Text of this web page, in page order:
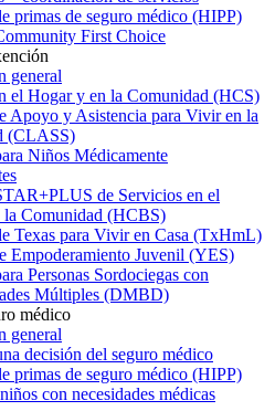
primas de seguro médico (HIPP)
First Choice
general
el Hogar y en la Comunidad (HCS)
Apoyo y Asistencia para Vivir en la
(CLASS)
Niños Médicamente
de Servicios en el
la Comunidad (HCBS)
Texas para Vivir en Casa (TxHmL)
Empoderamiento Juvenil (YES)
Personas Sordociegas con
Múltiples (DMBD)
médico
general
decisión del seguro médico
primas de seguro médico (HIPP)
con necesidades médicas